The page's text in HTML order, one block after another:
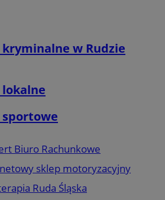
w Rudzie
Biuro Rachunkowe
sklep motoryzacyjny
Ruda Śląska